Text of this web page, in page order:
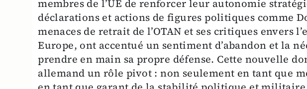
membres de l’UE de renforcer leur autonomie
déclarations et actions de figures politiques comme
menaces de retrait de l’OTAN et ses critiques envers
Europe, ont accentué un sentiment d’abandon et la
prendre en main sa propre défense. Cette nouvelle
allemand un rôle pivot : non seulement en tant que